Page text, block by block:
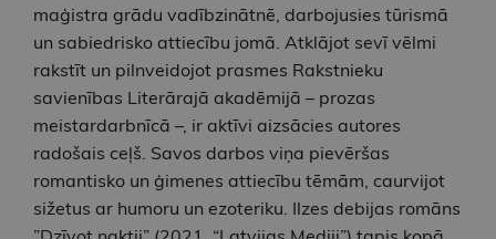
maģistra grādu vadībzinātnē, darbojusies tūrismā
un sabiedrisko attiecību jomā. Atklājot sevī vēlmi
rakstīt un pilnveidojot prasmes Rakstnieku
savienības Literārajā akadēmijā – prozas
meistardarbnīcā –, ir aktīvi aizsācies autores
radošais ceļš. Savos darbos viņa pievēršas
romantisko un ģimenes attiecību tēmām, caurvijot
sižetus ar humoru un ezoteriku. Ilzes debijas romāns